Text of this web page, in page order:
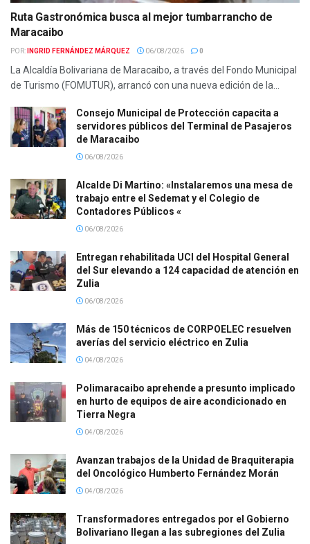
Ruta Gastronómica busca al mejor tumbarrancho de
Maracaibo
POR: INGRID FERNÁNDEZ MÁRQUEZ 06/08/2026 0
La Alcaldía Bolivariana de Maracaibo, a través del Fondo Municipal
de Turismo (FOMUTUR), arrancó con una nueva edición de la...
Consejo Municipal de Protección capacita a
servidores públicos del Terminal de Pasajeros
de Maracaibo
06/08/2026
Alcalde Di Martino: «Instalaremos una mesa de
trabajo entre el Sedemat y el Colegio de
Contadores Públicos «
06/08/2026
Entregan rehabilitada UCI del Hospital General
del Sur elevando a 124 capacidad de atención en
Zulia
06/08/2026
Más de 150 técnicos de CORPOELEC resuelven
averías del servicio eléctrico en Zulia
04/08/2026
Polimaracaibo aprehende a presunto implicado
en hurto de equipos de aire acondicionado en
Tierra Negra
04/08/2026
Avanzan trabajos de la Unidad de Braquiterapia
del Oncológico Humberto Fernández Morán
04/08/2026
Transformadores entregados por el Gobierno
Bolivariano llegan a las subregiones del Zulia